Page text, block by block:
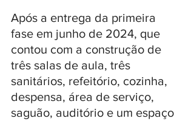
Após a entrega da primeira
fase em junho de 2024, que
contou com a construção de
três salas de aula, três
sanitários, refeitório, cozinha,
despensa, área de serviço,
saguão, auditório e um espaço